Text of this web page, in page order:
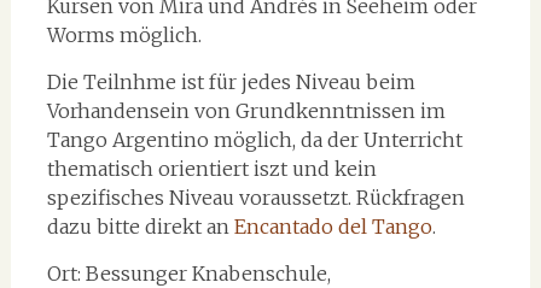
Kursen von Mira und Andrés in Seeheim oder
Worms möglich.
Die Teilnhme ist für jedes Niveau beim
Vorhandensein von Grundkenntnissen im
Tango Argentino möglich, da der Unterricht
thematisch orientiert iszt und kein
spezifisches Niveau voraussetzt. Rückfragen
dazu bitte direkt an Encantado del Tango.
Ort: Bessunger Knabenschule,